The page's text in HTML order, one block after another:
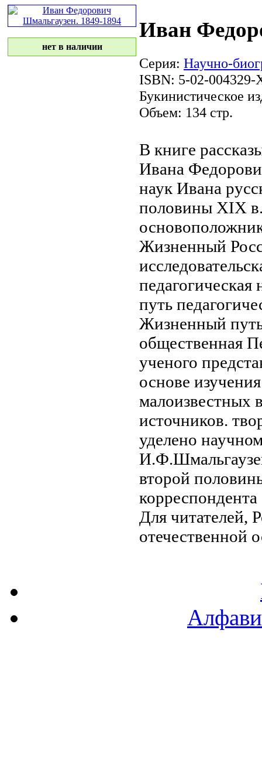
нет в наличии
Иван
Серия: Научно-
ISBN: 5-02-004329-
Букинистическое
Объем: 134 стр.
В книге
Ивана
наук Ивана
половины XIX
Жизненный
педагогическая
путь
Жизненный
общественная
ученого
основе
малоизвестных
источников.
уделено
второй
корреспондента
Для читателей,
отечественной